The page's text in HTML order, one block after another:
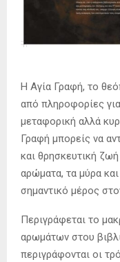
Η Αγία Γραφή, το
από πληροφορίες
μεταφορική αλλά
Γραφή μπορείς να
και θρησκευτική
αρώματα, τα μύρα
σημαντικό μέρος
Περιγράφεται το
αρωμάτων στου
περιγράφονται οι